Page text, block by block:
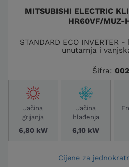
MITSUBISHI ELECTRIC
HR60VF/MUZ-
STANDARD ECO
unutarnja i
Šifra:
Jačina
grijanja
6,80 kW
Jačina
hlađenja
6,10 kW
Cijene za